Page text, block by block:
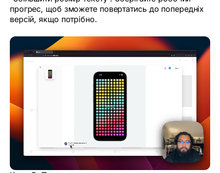
прогрес, щоб зможете повертатись до попередніх
версій, якщо потрібно.